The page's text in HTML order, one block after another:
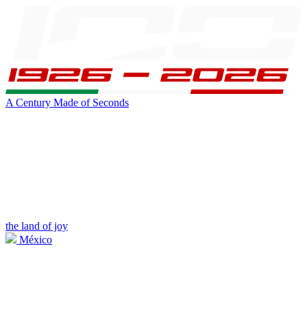
A Century Made of Seconds
the land of joy
México